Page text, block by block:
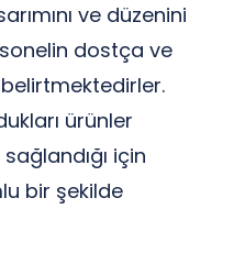
ve düzenini
dostça ve
ürünler
için
bir şekilde